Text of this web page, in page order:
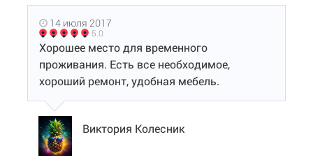
14 июля 2017
5.0
Хорошее место для временного
проживания. Есть все необходимое,
хороший ремонт, удобная мебель.
Виктория Колесник